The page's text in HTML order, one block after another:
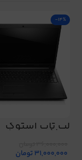
-14%
لپ تاپ استوک
Lenovo s510p
31,000,000تومان